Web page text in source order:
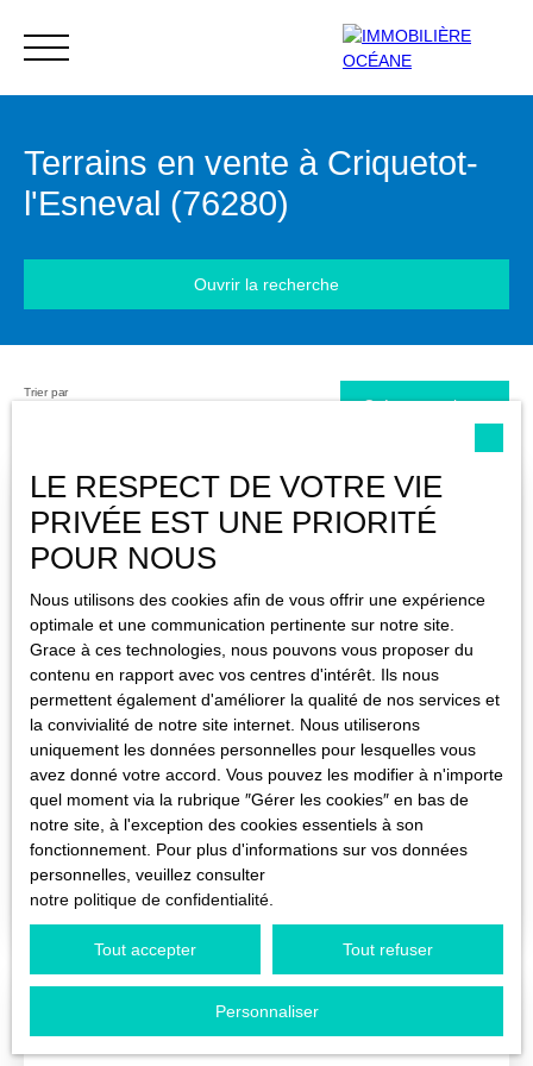
Menu
Estimation
Terrains en vente à Criquetot-
l'Esneval (76280)
Ouvrir la recherche
Type d'offre
Terrain
Type de bien
Criquetot-l'Esneval (76280)
Localisation
Budget max (€)
Surface min (m²)
Rechercher
Trier par
Créer une alerte
94 000€
- BAISSE DE PRIX -
Criquetot-l'Esneval 76280
Faîtes l'achat d'un terrain à bâtir à Criquetot-L'Esneval.
Superficie de 943m² à viabiliser (Eau et électricité) -
planifier une visite, votre agence IMMOBILIÈRE OCÉANE
est à votre disposition.
LE RESPECT DE VOTRE VIE
PRIVÉE EST UNE PRIORITÉ
POUR NOUS
Nous utilisons des cookies afin de vous offrir une expérience
optimale et une communication pertinente sur notre site.
Grace à ces technologies, nous pouvons vous proposer du
contenu en rapport avec vos centres d'intérêt. Ils nous
permettent également d'améliorer la qualité de nos services et
la convivialité de notre site internet. Nous utiliserons
uniquement les données personnelles pour lesquelles vous
avez donné votre accord. Vous pouvez les modifier à n'importe
quel moment via la rubrique ″Gérer les cookies″ en bas de
notre site, à l'exception des cookies essentiels à son
fonctionnement. Pour plus d'informations sur vos données
personnelles, veuillez consulter
notre politique de confidentialité
Tout accepter Tout refuser
Personnaliser